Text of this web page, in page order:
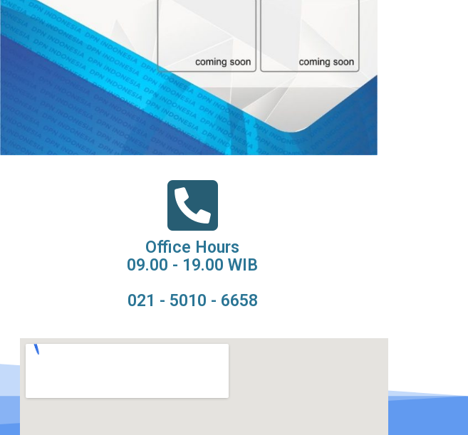
Office Hours
09.00 - 19.00 WIB
021 - 5010 - 6658